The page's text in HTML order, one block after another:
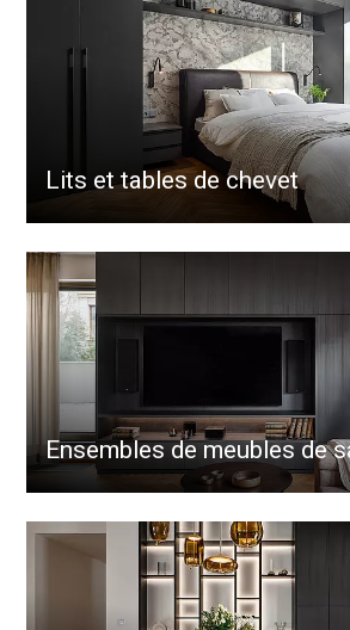
Lits et tables de chevet
Ensembles de meubles de